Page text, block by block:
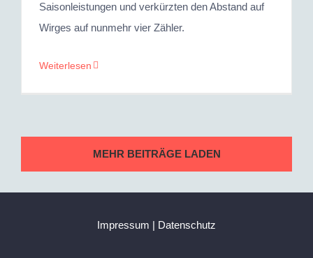
Saisonleistungen und verkürzten den Abstand auf
Wirges auf nunmehr vier Zähler.
Weiterlesen
MEHR BEITRÄGE LADEN
Impressum | Datenschutz